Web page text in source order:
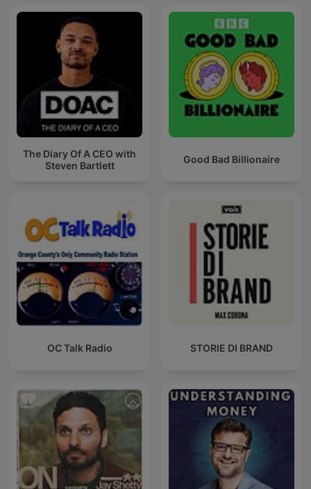
The Diary Of A CEO with
Steven Bartlett
Good Bad Billionaire
OC Talk Radio STORIE DI BRAND